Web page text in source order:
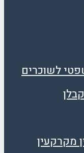
לשוכרים
מקרקעין